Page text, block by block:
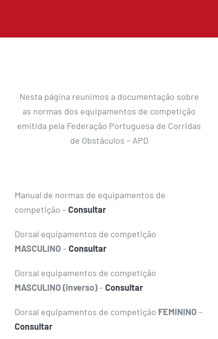
Nesta página reunimos a documentação sobre
as normas dos equipamentos de competição
emitida pela Federação Portuguesa de Corridas
de Obstáculos – APD
Manual de normas de equipamentos de
competição –Consultar
Dorsal equipamentos de competição
MASCULINO–Consultar
Dorsal equipamentos de competição
MASCULINO (inverso)–Consultar
Dorsal equipamentos de competição FEMININO–
Consultar